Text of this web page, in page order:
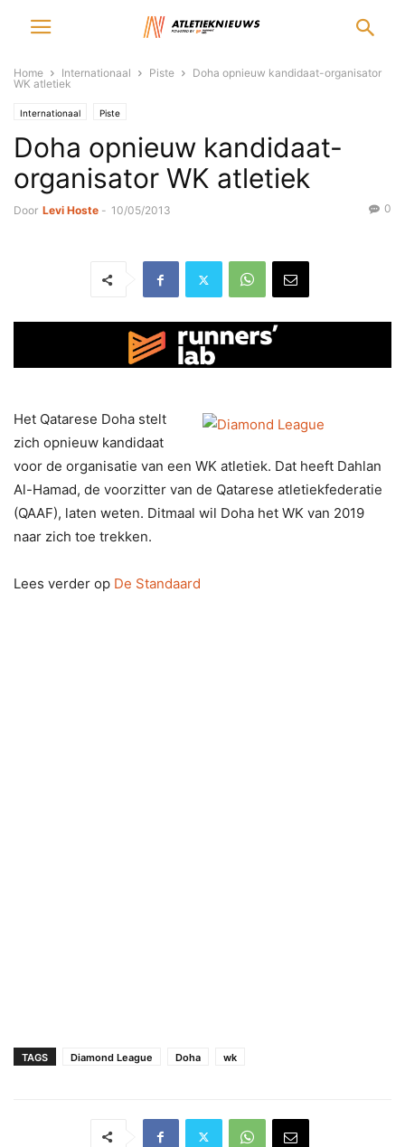
Home Internationaal Piste
Doha opnieuw kandidaat-organisator
WK atletiek
Internationaal Piste
Doha opnieuw kandidaat-
organisator WK atletiek
Door Levi Hoste - 10/05/2013 0
Het Qatarese Doha stelt
zich opnieuw kandidaat
voor de organisatie van een WK atletiek. Dat heeft Dahlan
Al-Hamad, de voorzitter van de Qatarese atletiekfederatie
(QAAF), laten weten. Ditmaal wil Doha het WK van 2019
naar zich toe trekken.
Lees verder op De Standaard
TAGS Diamond League Doha wk